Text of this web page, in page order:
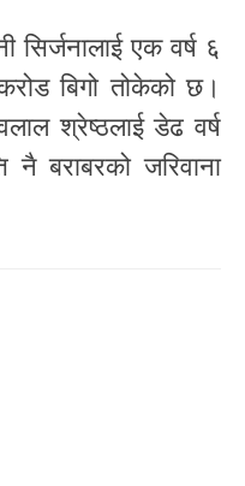
सिर्जनालाई एक वर्ष ६
बिगो तोकेको छ।
श्रेष्ठलाई डेढ वर्ष
बराबरको जरिवाना